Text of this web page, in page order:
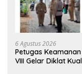
6 Agustus 2026
Petugas Keamanan
VIII Gelar Diklat